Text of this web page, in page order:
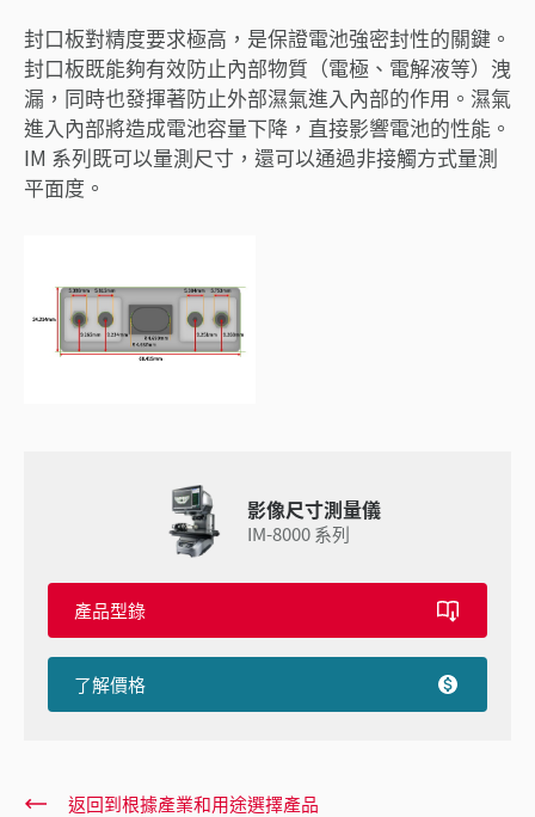
封口板對精度要求極高，是保證電池強密封性的關鍵。
封口板既能夠有效防止內部物質（電極、電解液等）洩
漏，同時也發揮著防止外部濕氣進入內部的作用。濕氣
進入內部將造成電池容量下降，直接影響電池的性能。
IM 系列既可以量測尺寸，還可以通過非接觸方式量測
平面度。
影像尺寸測量儀
IM-8000 系列
產品型錄
了解價格
返回到根據產業和用途選擇產品